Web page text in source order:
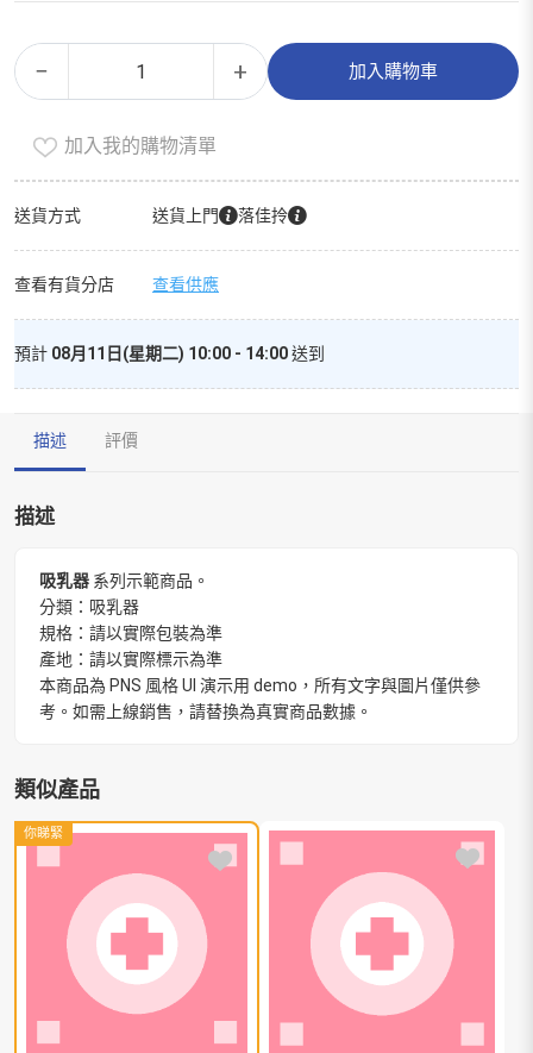
−
美
德
動
吸
數
量
+ 加入購物車
Alternative:
加入我的購物清單
送貨方式 送貨上門 落佳拎
查看有貨分店 查看供應
預計 08月11日(星期二) 10:00 - 14:00送到
描述 評價
描述
吸乳器 系列示範商品。
分類：吸乳器
規格：請以實際包裝為準
產地：請以實際標示為準
本商品為 PNS 風格 UI 演示用 demo，所有文字與圖片僅供參
考。如需上線銷售，請替換為真實商品數據。
類似產品
你睇緊